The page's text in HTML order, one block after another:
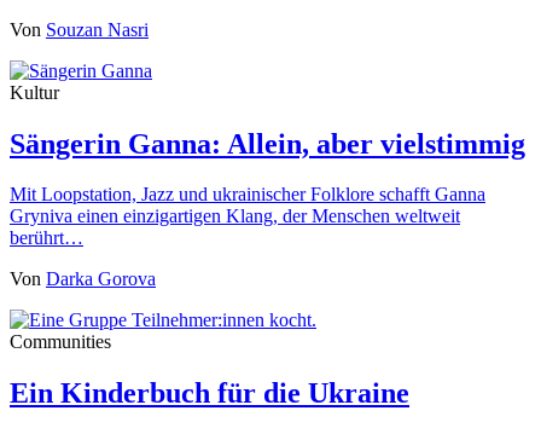
Von Souzan Nasri
Kultur
Sängerin Ganna: Allein, aber vielstimmig
Mit Loopstation, Jazz und ukrainischer Folklore schafft Ganna
Gryniva einen einzigartigen Klang, der Menschen weltweit
berührt…
Von Darka Gorova
Communities
Ein Kinderbuch für die Ukraine